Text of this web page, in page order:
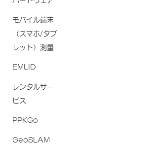
モバイル端末
（スマホ/タブ
レット）測量
EMLID
レンタルサー
ビス
PPKGo
GeoSLAM